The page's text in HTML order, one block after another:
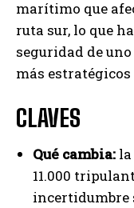
marítimo que
ruta sur, lo que
seguridad de
más
CLAVES
Qué cambia:
11.000
incertidumbre